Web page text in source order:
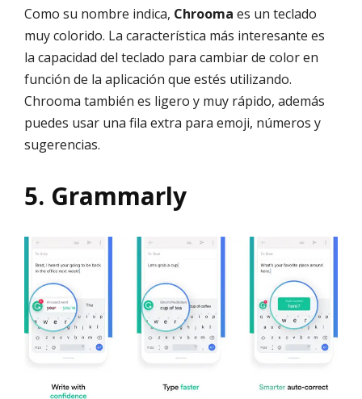
Como su nombre indica, Chrooma es un teclado
muy colorido. La característica más interesante es
la capacidad del teclado para cambiar de color en
función de la aplicación que estés utilizando.
Chrooma también es ligero y muy rápido, además
puedes usar una fila extra para emoji, números y
sugerencias.
5. Grammarly